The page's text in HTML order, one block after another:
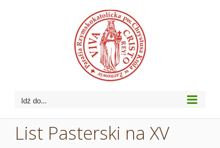
Idź do...
List Pasterski na XV